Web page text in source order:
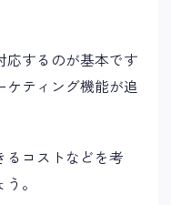
応するのが基本です
ティング機能が追
るコストなどを考
。